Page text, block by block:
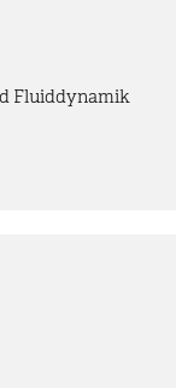
Fluiddynamik